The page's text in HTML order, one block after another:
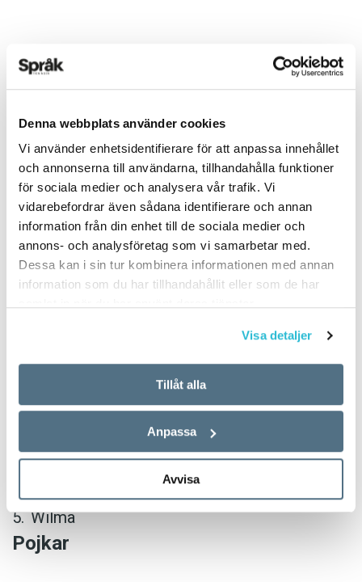
Denna webbplats använder cookies
Vi använder enhetsidentifierare för att anpassa innehållet
och annonserna till användarna, tillhandahålla funktioner
för sociala medier och analysera vår trafik. Vi
vidarebefordrar även sådana identifierare och annan
information från din enhet till de sociala medier och
annons- och analysföretag som vi samarbetar med.
Dessa kan i sin tur kombinera informationen med annan
information som du har tillhandahållit eller som de har
Visa detaljer
Tillåt alla
Anpassa
Avvisa
ARTIKLAR
5 vanligaste
svenskspråkiga första
förnamnen för nyfödda
i Finland 2017
TEXT:
ANDERS SVENSSON
PUBLICERAD 2018-06-14
Saga
Emma
Wilma
Pojkar